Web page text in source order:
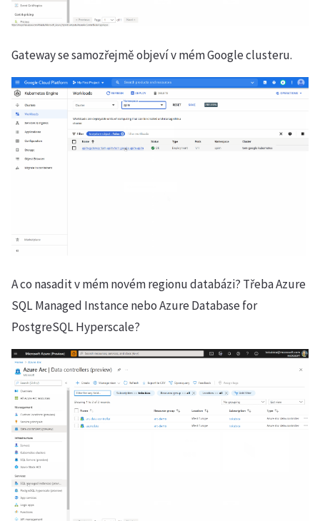
Gateway se samozřejmě objeví v mém Google clusteru.
A co nasadit v mém novém regionu databázi? Třeba Azure
SQL Managed Instance nebo Azure Database for
PostgreSQL Hyperscale?